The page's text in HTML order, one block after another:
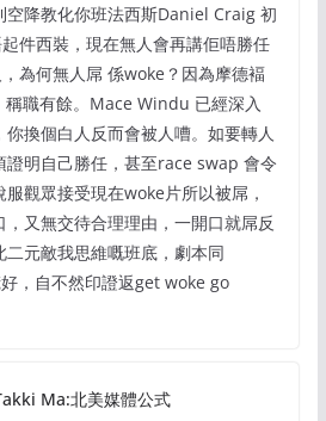
空降教化你班法西斯Daniel Craig 初
件西裝，現在無人會再講佢唔勝任
為何無人屌 係woke？因為摩德褔
稱職有餘。Mace Windu 已經深入
換個白人反而會被人嘈。如要轉人
證明自己勝任，甚至race swap 會令
觀眾接受現在woke片所以被屌，
又無交待合理理由，一開口就屌反
元敵我思維嘅班底，劇本同
，自不然印證返get woke go
Ma:北美媒體公式